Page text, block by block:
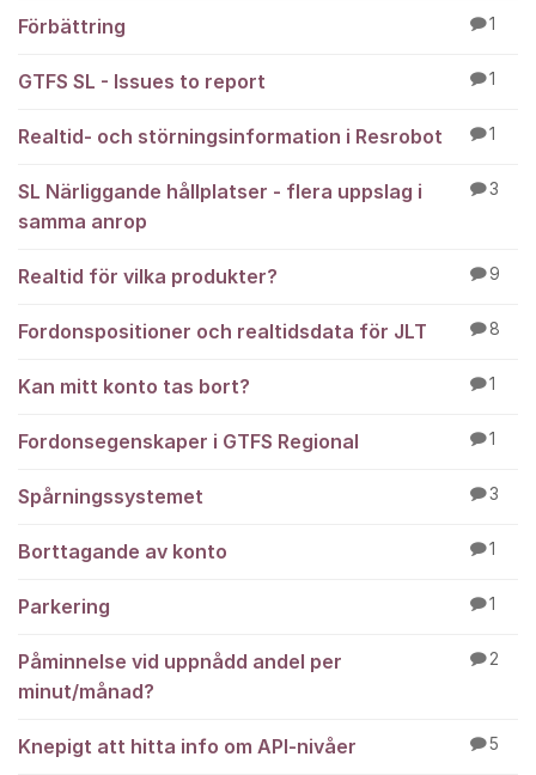
Förbättring 1
GTFS SL - Issues to report 1
Realtid- och störningsinformation i Resrobot 1
SL Närliggande hållplatser - flera uppslag i
samma anrop
3
Realtid för vilka produkter? 9
Fordonspositioner och realtidsdata för JLT 8
Kan mitt konto tas bort? 1
Fordonsegenskaper i GTFS Regional 1
Spårningssystemet 3
Borttagande av konto 1
Parkering 1
Påminnelse vid uppnådd andel per
minut/månad?
2
Knepigt att hitta info om API-nivåer 5